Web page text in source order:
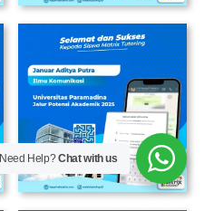
Need Help?Chat with us